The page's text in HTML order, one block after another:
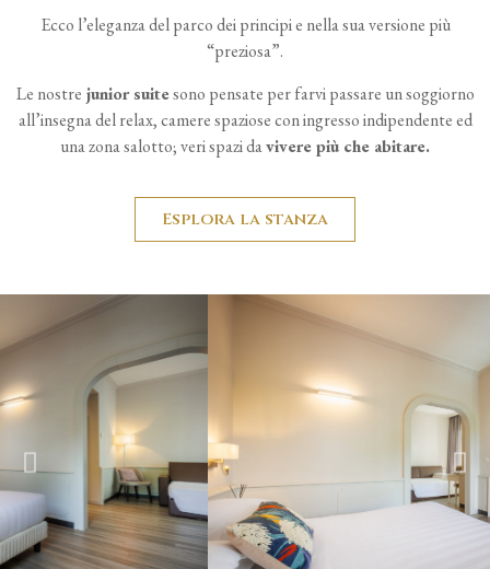
Ecco l’eleganza del parco dei principi e nella sua versione più
“preziosa”.
Le nostre junior suitesono pensate per farvi passare un soggiorno
all’insegna del relax, camere spaziose con ingresso indipendente ed
una zona salotto; veri spazi davivere più che abitare.
Esplora la stanza